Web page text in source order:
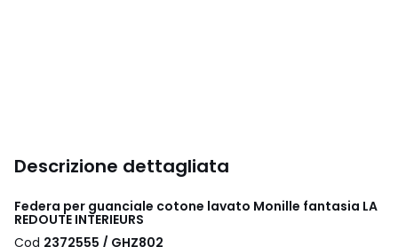
Descrizione dettagliata
Federa per guanciale cotone lavato Monille fantasia LA
REDOUTE INTERIEURS
Cod 2372555 / GHZ802